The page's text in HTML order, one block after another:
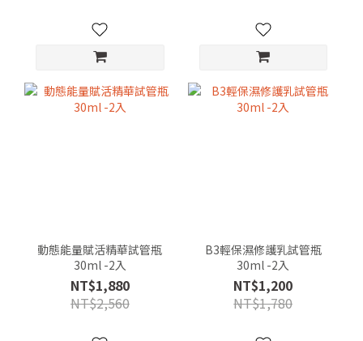
動態能量賦活精華試管瓶
30ml -2入
NT$1,880
NT$2,560
B3輕保濕修護乳試管瓶
30ml -2入
NT$1,200
NT$1,780